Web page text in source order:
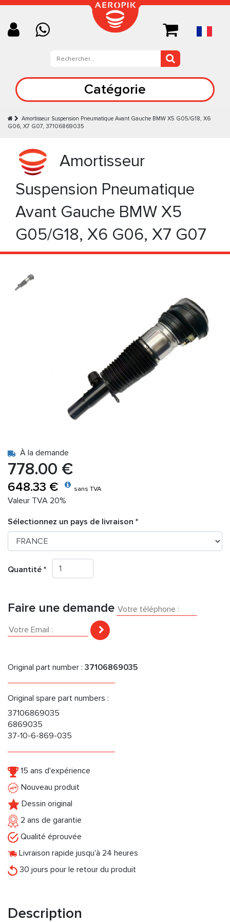
Catégorie
Amortisseur Suspension Pneumatique Avant Gauche BMW X5 G05/G18, X6
G06, X7 G07, 37106869035
Amortisseur
Suspension Pneumatique
Avant Gauche BMW X5
G05/G18, X6 G06, X7 G07
À la demande
778.00 €
648.33 € sans TVA
Valeur TVA 20%
Sélectionnez un pays de livraison *
Quantité *
Faire une demande
Original part number : 37106869035
Original spare part numbers :
37106869035
6869035
37-10-6-869-035
15 ans d'expérience
Nouveau produit
Dessin original
2 ans de garantie
Qualité éprouvée
Livraison rapide jusqu'à 24 heures
30 jours pour le retour du produit
Description